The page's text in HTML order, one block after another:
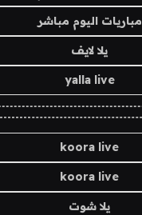
مباريات اليوم مباشر
يلا لايف
yalla live
koora live
koora live
يلا شوت